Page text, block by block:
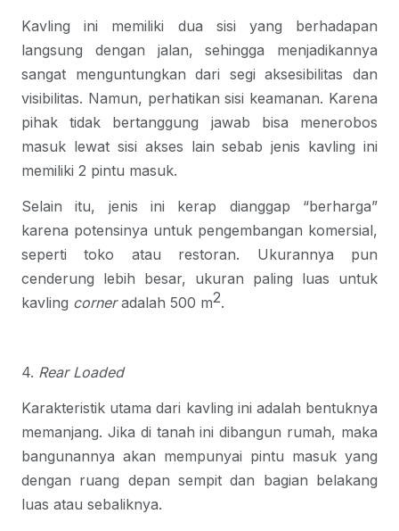
Kavling ini memiliki dua sisi yang berhadapan
langsung dengan jalan, sehingga menjadikannya
sangat menguntungkan dari segi aksesibilitas dan
visibilitas. Namun, perhatikan sisi keamanan. Karena
pihak tidak bertanggung jawab bisa menerobos
masuk lewat sisi akses lain sebab jenis kavling ini
memiliki 2 pintu masuk.
Selain itu, jenis ini kerap dianggap “berharga”
karena potensinya untuk pengembangan komersial,
seperti toko atau restoran. Ukurannya pun
cenderung lebih besar, ukuran paling luas untuk
kavling corneradalah 500 m2.
4. Rear Loaded
Karakteristik utama dari kavling ini adalah bentuknya
memanjang. Jika di tanah ini dibangun rumah, maka
bangunannya akan mempunyai pintu masuk yang
dengan ruang depan sempit dan bagian belakang
luas atau sebaliknya.